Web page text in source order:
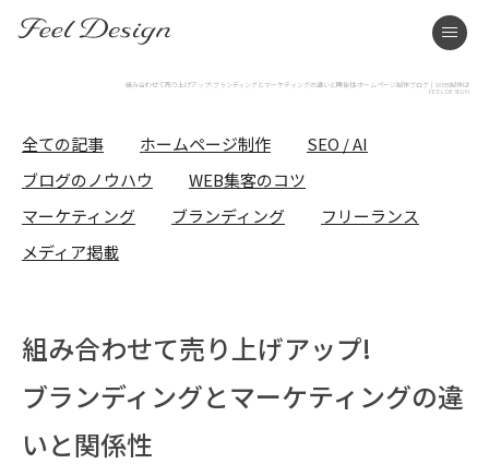
組み合わせて売り上げアップ!ブランディングとマーケティングの違いと関係性-ホームページ制作ブログ｜WEB制作は
FEEL DESIGN
全ての記事 ホームページ制作
SEO / AI
ブログのノウハウ
WEB集客のコツ
マーケティング
ブランディング
フリーランス
メディア掲載
組み合わせて売り上げアップ!
ブランディングとマーケティングの違
いと関係性